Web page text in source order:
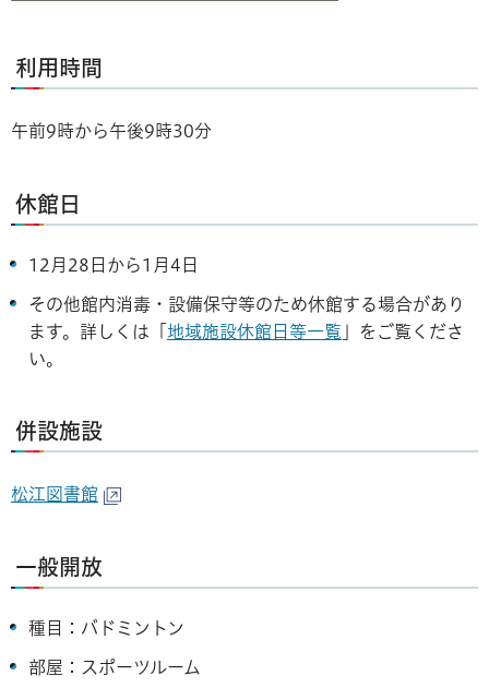
利用時間
午前9時から午後9時30分
休館日
12月28日から1月4日
その他館内消毒・設備保守等のため休館する場合があり
ます。詳しくは「 地域施設休館日等一覧 」をご覧くださ
い。
併設施設
松江図書館
一般開放
種目：バドミントン
部屋：スポーツルーム